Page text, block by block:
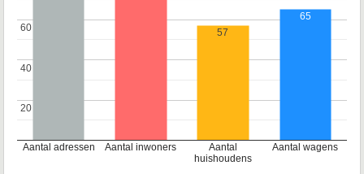
Aantal adressen Aantal inwoners
Aantal
huishoudens
Aantal wagens
20
20
40
40
60
60 57
65